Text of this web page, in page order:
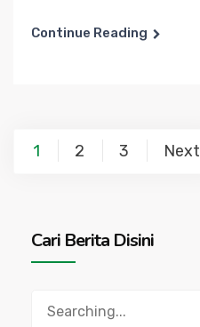
Continue Reading
Posts
1 2 3 Next
Cari Berita Disini